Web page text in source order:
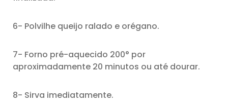
6- Polvilhe queijo ralado e orégano.
7- Forno pré-aquecido 200° por
aproximadamente 20 minutos ou até dourar.
8- Sirva imediatamente.